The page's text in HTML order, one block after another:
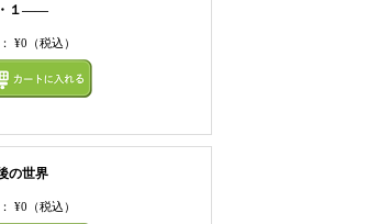
１――
¥0 （税込）
の世界
¥0 （税込）